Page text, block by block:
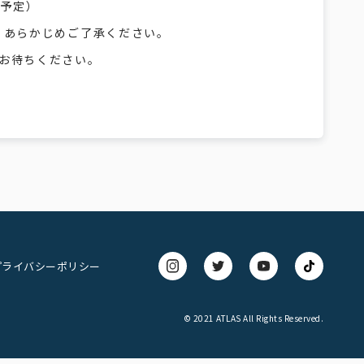
定）
らかじめご了承ください。
待ちください。
ライバシーポリシー
© 2021 ATLAS All Rights Reserved.